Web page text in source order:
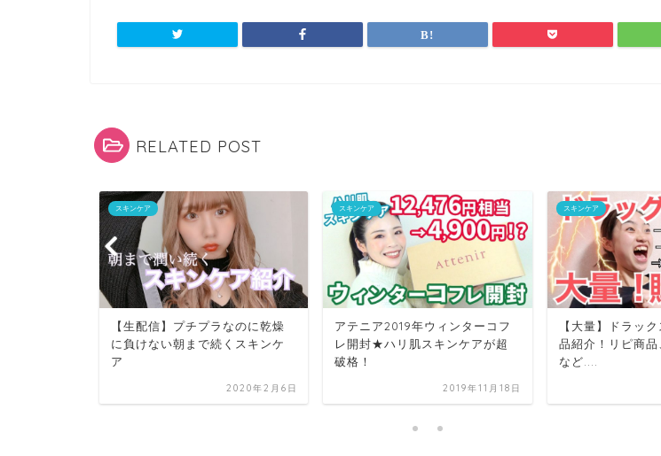
RELATED POST
スキンケア
【生配信】プチプラなのに乾燥
に負けない朝まで続くスキンケ
ア
2020年2月6日
スキンケア
アテニア2019年ウィンターコフ
レ開封★ハリ肌スキンケアが超
破格！
2019年11月18日
スキンケア
【大量】ドラッ
品紹介！リピ商
など....